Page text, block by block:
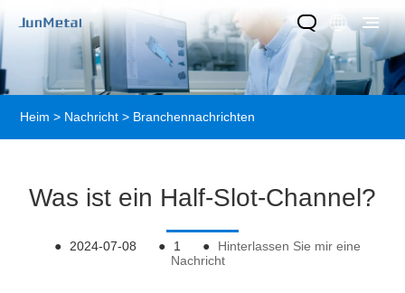
Heim > Nachricht > Branchennachrichten
Was ist ein Half-Slot-Channel?
● 2024-07-08 ● 1 ●
Hinterlassen Sie mir eine
Nachricht